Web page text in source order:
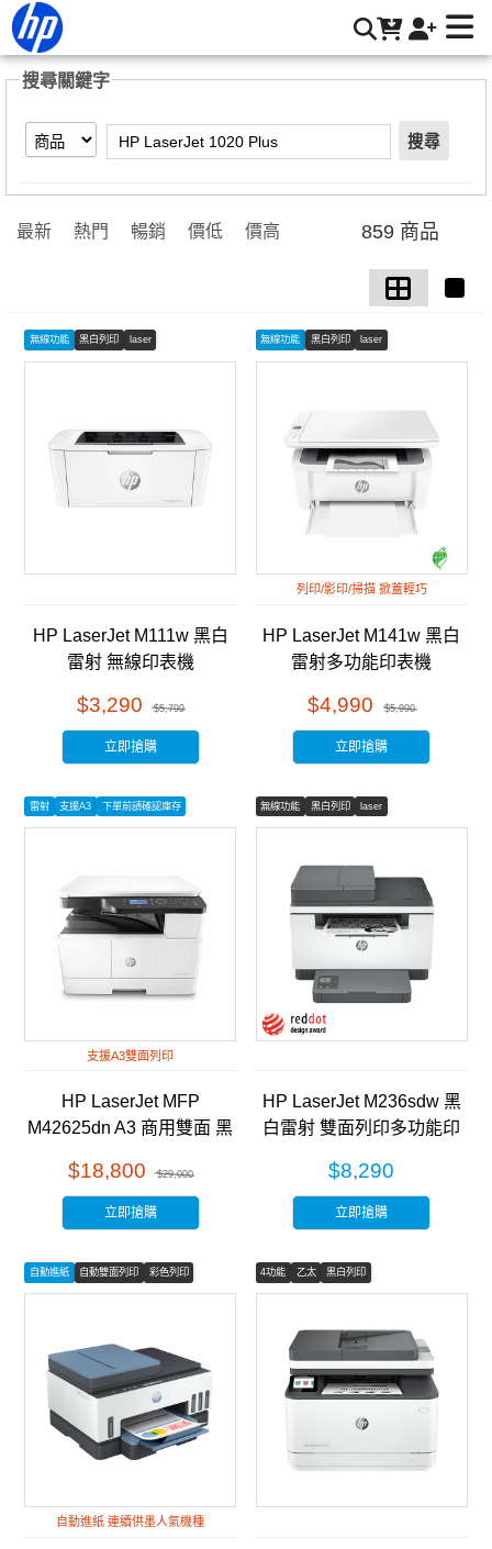
【HP LaserJet 1020 Plus】搜尋結果 | HP® 惠普台灣原廠購物
搜尋關鍵字
搜尋
最新 熱門 暢銷 價低 價高 859 商品
無線功能 黑白列印 laser
HP LaserJet M111w 黑白
雷射 無線印表機
$3,290 $5,799
立即搶購
無線功能 黑白列印 laser
列印/影印/掃描 掀蓋輕巧
HP LaserJet M141w 黑白
雷射多功能印表機
$4,990 $5,990
立即搶購
雷射 支援A3 下單前請確認庫存
支援A3雙面列印
HP LaserJet MFP
M42625dn A3 商用雙面 黑
(8AF52A)
$18,800 $29,000
立即搶購
無線功能 黑白列印 laser
HP LaserJet M236sdw 黑
白雷射 雙面列印多功能印
$8,290
立即搶購
自動進紙 自動雙面列印 彩色列印
自動進紙 連續供墨人氣機種
4功能 乙太 黑白列印